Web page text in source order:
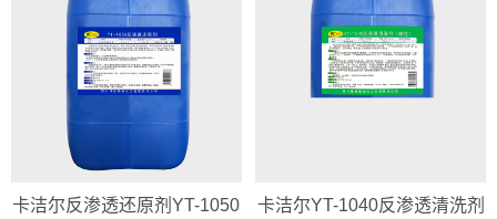
卡洁尔反渗透还原剂YT-1050
卡洁尔YT-1040反渗透清洗剂